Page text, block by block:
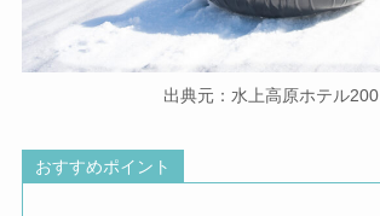
出典元：水上高原ホテル200
おすすめポイント